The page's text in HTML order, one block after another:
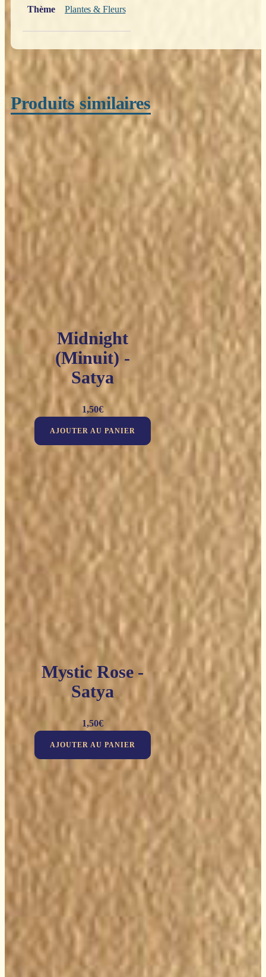
Thème
Plantes & Fleurs
Produits similaires
Midnight
(Minuit) -
Satya
1,50€
AJOUTER AU PANIER
Mystic Rose -
Satya
1,50€
AJOUTER AU PANIER